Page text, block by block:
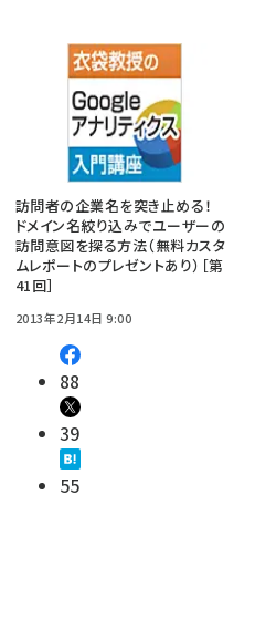
訪問者の企業名を突き止める！
ドメイン名絞り込みでユーザーの
訪問意図を探る方法（無料カスタ
ムレポートのプレゼントあり）［第
41回］
2013年2月14日 9:00
88
39
55